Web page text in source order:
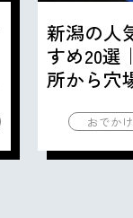
新潟の人
すめ20選
所から穴
おでか